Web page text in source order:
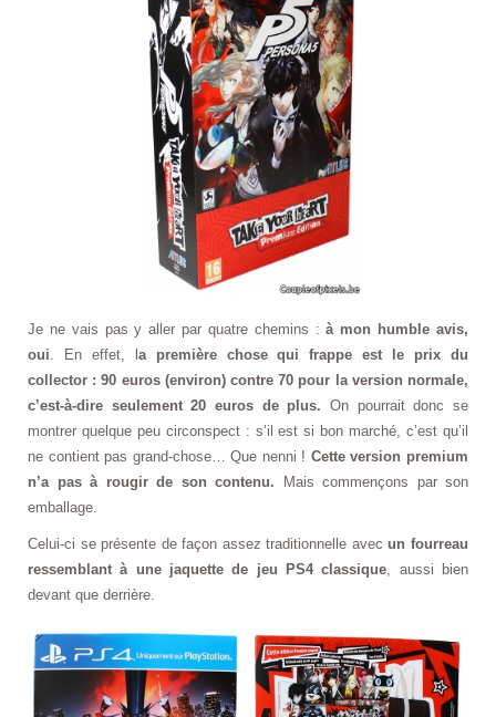
Je ne vais pas y aller par quatre chemins :à mon humble avis,
oui. En effet, l a première chose qui frappe est le prix du
collector : 90 euros (environ) contre 70 pour la version normale,
c’est-à-dire seulement 20 euros de plus. On pourrait donc se
montrer quelque peu circonspect : s’il est si bon marché, c’est qu’il
ne contient pas grand-chose… Que nenni ! Cette version premium
n’a pas à rougir de son contenu. Mais commençons par son
emballage.
Celui-ci se présente de façon assez traditionnelle avecun fourreau
ressemblant à une jaquette de jeu PS4 classique, aussi bien
devant que derrière.